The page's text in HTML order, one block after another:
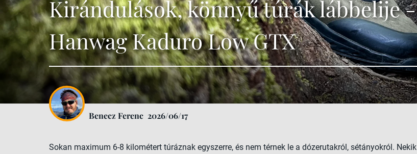
Kirándulások, könnyű túrák lábbelije -
Hanwag Kaduro Low GTX
Benecz Ferenc 2026/06/17
Sokan maximum 6-8 kilométert túráznak egyszerre, és nem térnek le a dózerutakról, sétányokról. Nekik